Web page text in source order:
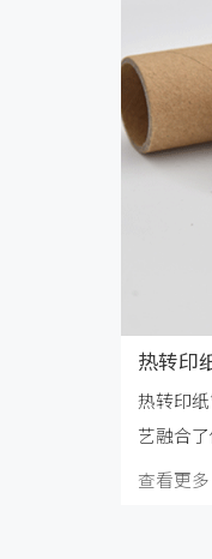
热转印
热转印
艺融合
查看更多